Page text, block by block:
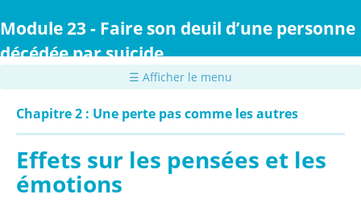
au
principal
Module 23 - Faire son deuil d’une personne
décédée par suicide
☰ Afficher le menu
Chapitre 2 : Une perte pas comme les autres
Effets sur les pensées et les
émotions